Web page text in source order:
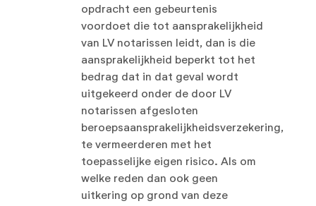
opdracht een gebeurtenis
voordoet die tot aansprakelijkheid
van LV notarissen leidt, dan is die
aansprakelijkheid beperkt tot het
bedrag dat in dat geval wordt
uitgekeerd onder de door LV
notarissen afgesloten
beroepsaansprakelijkheidsverzekering,
te vermeerderen met het
toepasselijke eigen risico. Als om
welke reden dan ook geen
uitkering op grond van deze